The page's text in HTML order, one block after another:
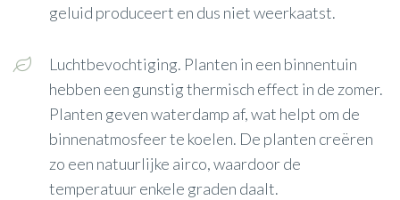
geluid produceert en dus niet weerkaatst.
Luchtbevochtiging. Planten in een binnentuin
hebben een gunstig thermisch effect in de zomer.
Planten geven waterdamp af, wat helpt om de
binnenatmosfeer te koelen. De planten creëren
zo een natuurlijke airco, waardoor de
temperatuur enkele graden daalt.